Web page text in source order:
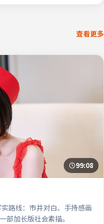
查看更多
99:08
路线：市井对白、手持感画
部加长版社会素描。